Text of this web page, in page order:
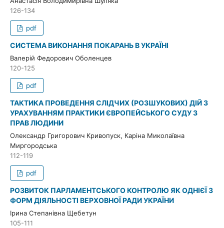
126-134
pdf
СИСТЕМА ВИКОНАННЯ ПОКАРАНЬ В УКРАЇНІ
Валерій Федорович Оболенцев
120-125
pdf
ТАКТИКА ПРОВЕДЕННЯ СЛІДЧИХ (РОЗШУКОВИХ) ДІЙ З
УРАХУВАННЯМ ПРАКТИКИ ЄВРОПЕЙСЬКОГО СУДУ З
ПРАВ ЛЮДИНИ
Олександр Григорович Кривопуск, Каріна Миколаївна
Миргородська
112-119
pdf
РОЗВИТОК ПАРЛАМЕНТСЬКОГО КОНТРОЛЮ ЯК ОДНІЄЇ З
ФОРМ ДІЯЛЬНОСТІ ВЕРХОВНОЇ РАДИ УКРАЇНИ
Ірина Степанівна Щебетун
105-111